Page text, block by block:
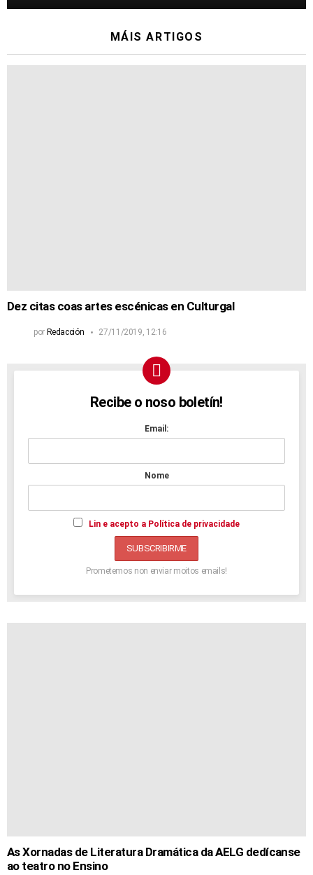
MÁIS ARTIGOS
Dez citas coas artes escénicas en Culturgal
por Redacción 27/11/2019, 12:16
NEWSLETTERRecibe o noso boletín!
Email:
Nome
Lin e acepto a Política de privacidade
Prometemos non enviar moitos emails!
As Xornadas de Literatura Dramática da AELG dedícanse
ao teatro no Ensino